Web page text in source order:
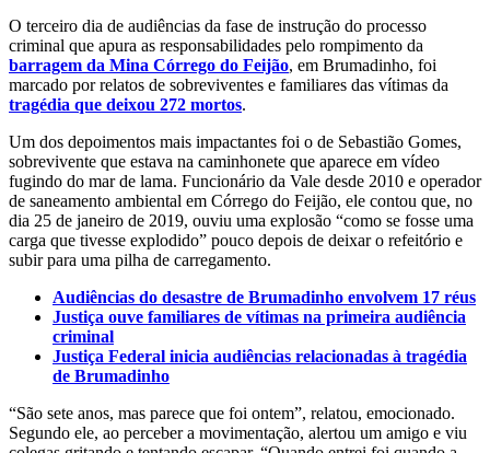
O terceiro dia de audiências da fase de instrução do processo
criminal que apura as responsabilidades pelo rompimento da
barragem da Mina Córrego do Feijão, em Brumadinho, foi
marcado por relatos de sobreviventes e familiares das vítimas da
tragédia que deixou 272 mortos.
Um dos depoimentos mais impactantes foi o de Sebastião Gomes,
sobrevivente que estava na caminhonete que aparece em vídeo
fugindo do mar de lama. Funcionário da Vale desde 2010 e operador
de saneamento ambiental em Córrego do Feijão, ele contou que, no
dia 25 de janeiro de 2019, ouviu uma explosão “como se fosse uma
carga que tivesse explodido” pouco depois de deixar o refeitório e
subir para uma pilha de carregamento.
Audiências do desastre de Brumadinho envolvem 17 réus
Justiça ouve familiares de vítimas na primeira audiência
criminal
Justiça Federal inicia audiências relacionadas à tragédia
de Brumadinho
“São sete anos, mas parece que foi ontem”, relatou, emocionado.
Segundo ele, ao perceber a movimentação, alertou um amigo e viu